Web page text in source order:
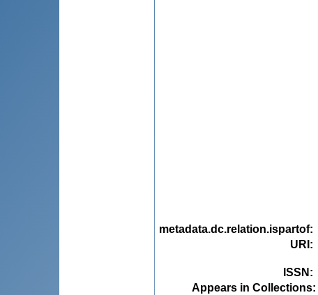
metadata.dc.relation.ispartof:
URI :
ISSN :
Appears in Collections: